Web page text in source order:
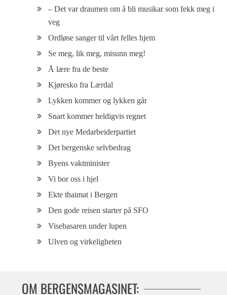
– Det var draumen om å bli musikar som fekk meg i
veg
Ordløse sanger til vårt felles hjem
Se meg, lik meg, misunn meg!
Å lære fra de beste
Kjøresko fra Lærdal
Lykken kommer og lykken går
Snart kommer heldigvis regnet
Det nye Medarbeiderpartiet
Det bergenske selvbedrag
Byens vaktminister
Vi bor oss i hjel
Ekte thaimat i Bergen
Den gode reisen starter på SFO
Visebasaren under lupen
Ulven og virkeligheten
OM BERGENSMAGASINET: